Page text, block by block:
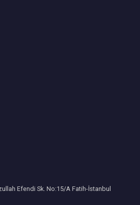
Efendi Sk. No:15/A Fatih-İstanbul